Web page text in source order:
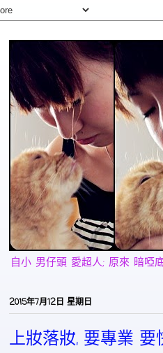
自小 男仔頭 愛超人; 原來 暗啞
2015年7月12日 星期日
上妝落妝, 要專業